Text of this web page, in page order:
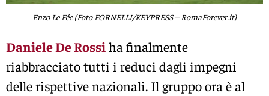
Enzo Le Fée (Foto FORNELLI/KEYPRESS – RomaForever.it)
Daniele De Rossiha finalmente
riabbracciato tutti i reduci dagli impegni
delle rispettive nazionali. Il gruppo ora è al